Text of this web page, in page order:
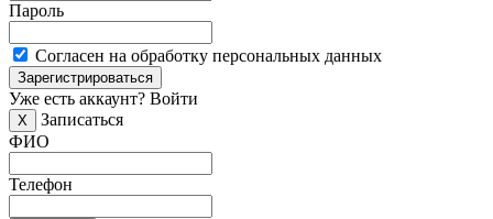
Пароль
Согласен на обработку персональных данных
Зарегистрироваться
Уже есть аккаунт? Войти
X
Записаться
ФИО
Телефон